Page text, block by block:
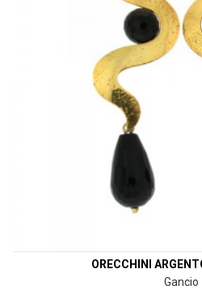
ORECCHINI
Gancio